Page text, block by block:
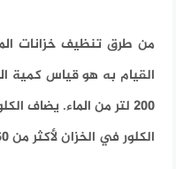
من طرق تنظيف خزانات
200 لتر من الماء. يضاف
الكلور في الخزان لأكثر من 60 دقيقة.